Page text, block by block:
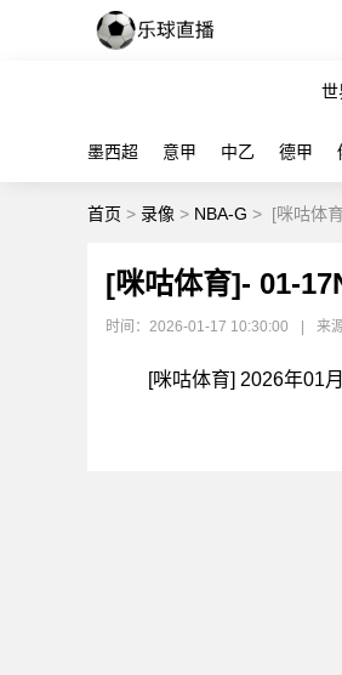
世
墨西超 意甲 中乙 德甲
首页 > 录像 > NBA-G > [咪咕体
[咪咕体育]- 01-
时间：2026-01-17 10:30:00 来
[咪咕体育] 2026年01